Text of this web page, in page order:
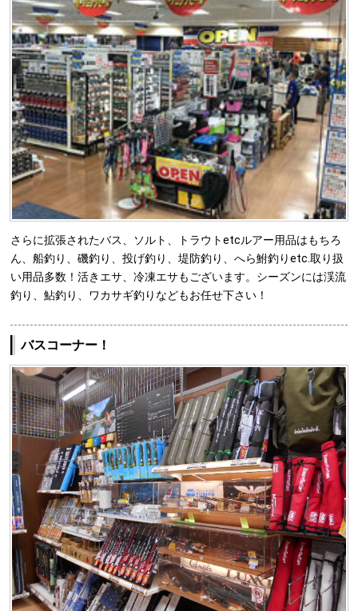
さらに拡張されたバス、ソルト、トラウトetcルアー用品はもちろ
ん、船釣り、磯釣り、投げ釣り、堤防釣り、へら鮒釣りetc.取り扱
い用品多数！活きエサ、冷凍エサもございます。シーズンには渓流
釣り、鮎釣り、ワカサギ釣りなどもお任せ下さい！
バスコーナー！